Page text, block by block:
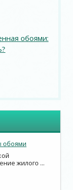
обоями:
обоями
жилого ...